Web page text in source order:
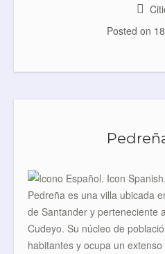
Posted on
Pedreña es una villa ubicada
de Santander y perteneciente
Cudeyo. Su núcleo de
habitantes y ocupa un